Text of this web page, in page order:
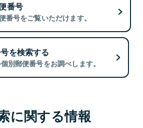
番号
番号をご覧いただけます。
を検索する
別郵便番号をお調べします。
に関する情報